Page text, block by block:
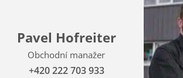
Pavel Hofreiter
Obchodní manažer
+420 222 703 933